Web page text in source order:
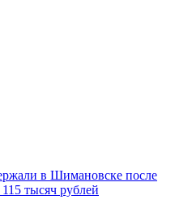
в Шимановске после
тысяч рублей